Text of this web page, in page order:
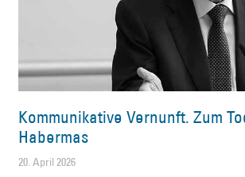
Kommunikative Vernunft. Zum
Habermas
20. April 2026